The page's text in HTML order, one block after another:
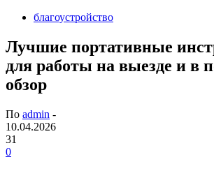
благоустройство
Лучшие портативные
для работы на выезде и в
обзор
По admin -
10.04.2026
31
0